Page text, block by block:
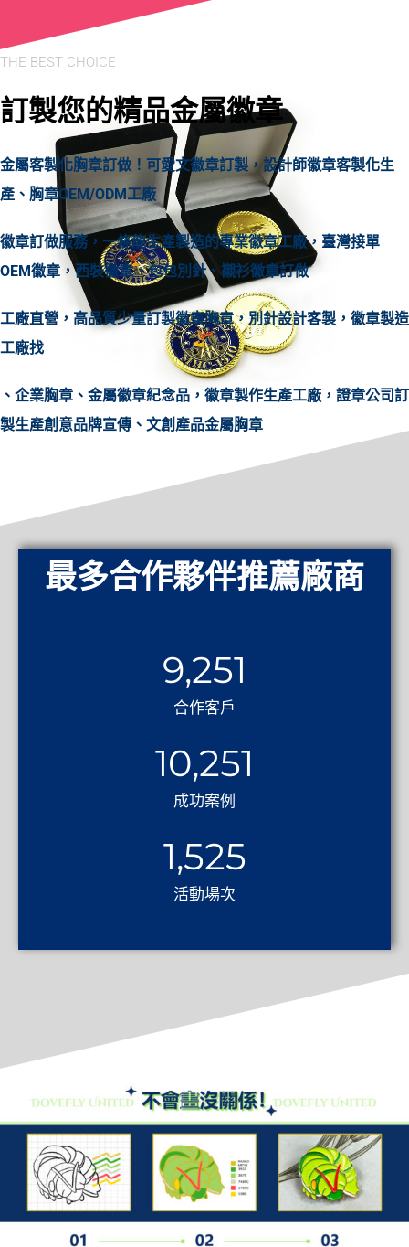
THE BEST CHOICE
訂製您的精品金屬徽章
金屬客製化胸章訂做！可愛文徽章訂製，設計師徽章客製化生
產、胸章OEM/ODM工廠
徽章訂做服務，一條龍生產製造的專業徽章工廠，臺灣接單
OEM徽章，西裝徽章、包包別針、襯衫徽章訂做
工廠直營，高品質少量訂製徽章胸章，別針設計客製，徽章製造
工廠找
、企業胸章、金屬徽章紀念品，徽章製作生產工廠，證章公司訂
製生產創意品牌宣傳、文創產品金屬胸章
最多合作夥伴推薦廠商
合作客戶
9,251
成功案例
10,251
活動場次
1,525